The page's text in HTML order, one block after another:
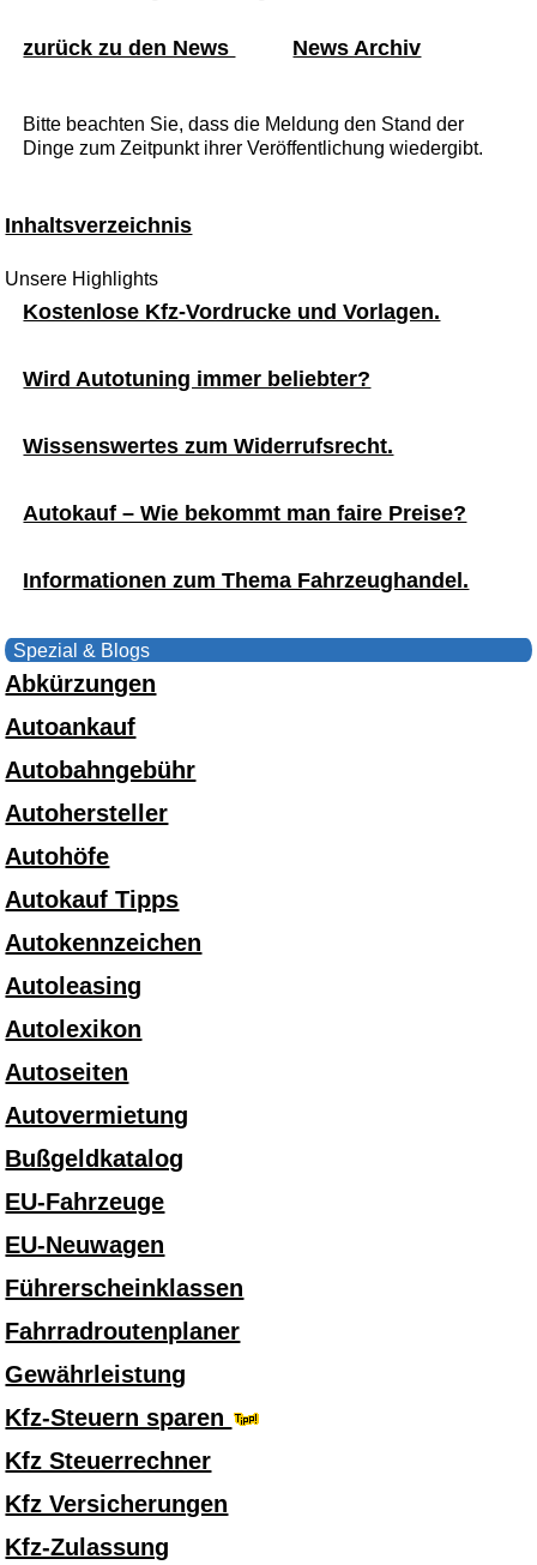
zurück zu den News News Archiv
Bitte beachten Sie, dass die Meldung den Stand der
Dinge zum Zeitpunkt ihrer Veröffentlichung wiedergibt.
Inhaltsverzeichnis
Unsere Highlights
Kostenlose Kfz-Vordrucke und Vorlagen.
Wird Autotuning immer beliebter?
Wissenswertes zum Widerrufsrecht.
Autokauf – Wie bekommt man faire Preise?
Informationen zum Thema Fahrzeughandel.
Spezial & Blogs
Abkürzungen
Autoankauf
Autobahngebühr
Autohersteller
Autohöfe
Autokauf Tipps
Autokennzeichen
Autoleasing
Autolexikon
Autoseiten
Autovermietung
Bußgeldkatalog
EU-Fahrzeuge
EU-Neuwagen
Führerscheinklassen
Fahrradroutenplaner
Gewährleistung
Kfz-Steuern sparen
Kfz Steuerrechner
Kfz Versicherungen
Kfz-Zulassung